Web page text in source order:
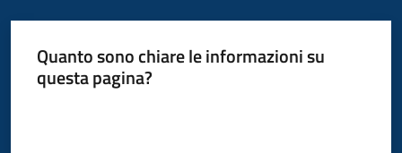
Quanto sono chiare le informazioni su
questa pagina?